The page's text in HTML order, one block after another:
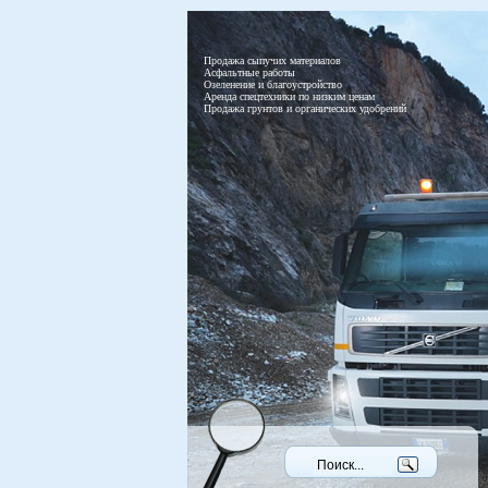
Продажа сыпучих материалов
Асфальтные работы
Озеленение и благоустройство
Аренда спецтехники по низким ценам
Продажа грунтов и органических удобрений